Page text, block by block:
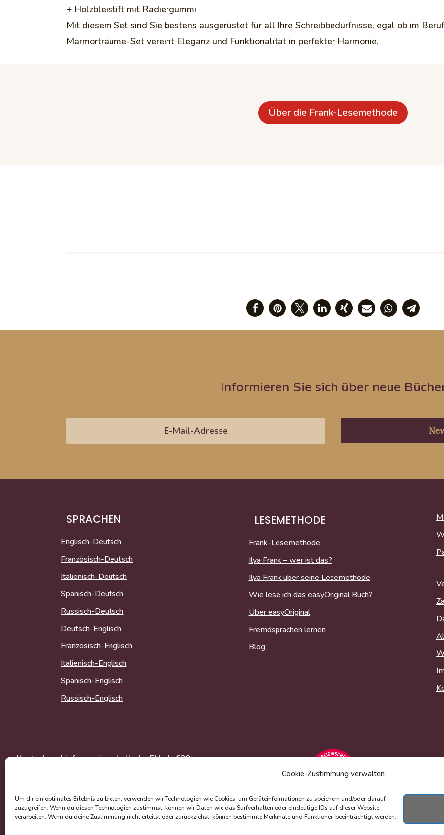
Cookie-Zustimmung verwalten
Um dir ein optimales Erlebnis zu bieten, verwenden wir Technologien wie Cookies, um Geräteinformationen zu speichern und/oder darauf
zuzugreifen. Wenn du diesen Technologien zustimmst, können wir Daten wie das Surfverhalten oder eindeutige IDs auf dieser Website
verarbeiten. Wenn du deine Zustimmung nicht erteilst oder zurückziehst, können bestimmte Merkmale und Funktionen beeinträchtigt werden.
+ Holzbleistift mit Radiergummi
Mit diesem Set sind Sie bestens ausgerüstet für all Ihre Schreibbedürfnisse, egal ob im
Marmorträume-Set vereint Eleganz und Funktionalität in perfekter Harmonie.
Über die Frank-Lesemethode
Informieren Sie sich über neue
SPRACHEN
Englisch-Deutsch
Französisch-Deutsch
Italienisch-Deutsch
Spanisch-Deutsch
Russisch-Deutsch
Deutsch-Englisch
Französisch-Englisch
Italienisch-Englisch
Spanisch-Englisch
Russisch-Englisch
LESEMETHODE
Frank-Lesemethode
Ilya Frank – wer ist das?
Ilya Frank über seine Lesemethode
Wie lese ich das easyOriginal Buch?
Über easyOriginal
Fremdsprachen lernen
Blog
Kostenlose Lieferung innerhalb der EUab €39